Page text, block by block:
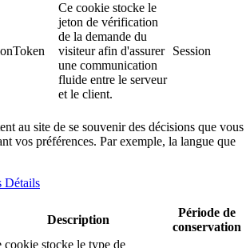
Ce cookie stocke le
jeton de vérification
de la demande du
visiteur afin d'assurer
une communication
fluide entre le serveur
et le client.
Session
au site de se souvenir des décisions que vous
vos préférences. Par exemple, la langue que
Détails
Description
Période de
conservation
cookie stocke le type de